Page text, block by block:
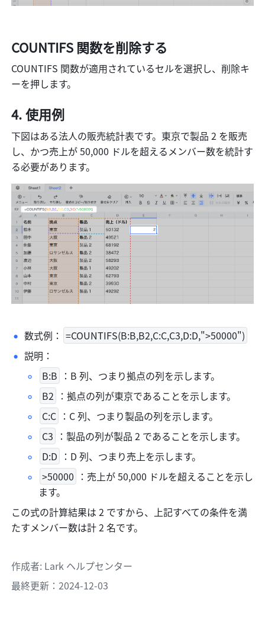
COUNTIFS 関数を削除する
COUNTIFS 関数が適用されているセルを選択し、削除キ
ーを押します。
使用例
下図はある法人の販売統計表です。東京で製品 2 を販売
し、かつ売上が 50,000 ドルを超えるメンバー数を統計す
る必要があります。
数式例： =COUNTIFS(B:B,B2,C:C,C3,D:D,">50000")
説明：
B:B ：B 列、つまり拠点の列を示します。
B2 ：拠点の列が東京であることを示します。
C:C ：C 列、つまり製品の列を示します。
C3 ：製品の列が製品 2 であることを示します。
D:D ：D 列、つまり売上を示します。
>50000 ：売上が 50,000 ドルを超えることを示し
ます。
この式の計算結果は 2 ですから、上記すべての条件を満
たすメンバー数は計 2 名です。
作成者: Lark ヘルプセンター
最終更新：2024-12-03